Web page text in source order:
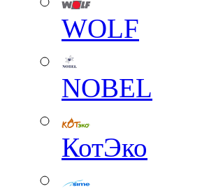
WOLF
NOBEL
КотЭко